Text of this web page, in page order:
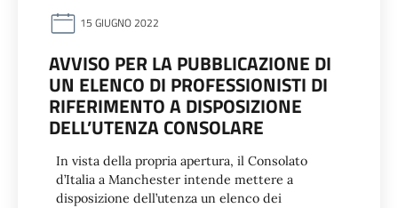
15 GIUGNO 2022
AVVISO PER LA PUBBLICAZIONE DI
UN ELENCO DI PROFESSIONISTI DI
RIFERIMENTO A DISPOSIZIONE
DELL’UTENZA CONSOLARE
In vista della propria apertura, il Consolato
d’Italia a Manchester intende mettere a
disposizione dell’utenza un elenco dei